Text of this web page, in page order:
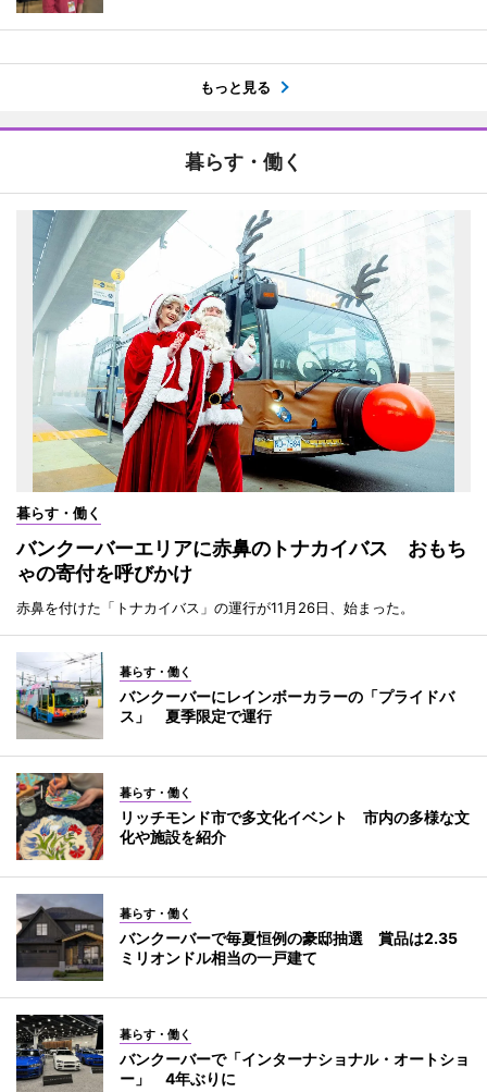
もっと見る
暮らす・働く
暮らす・働く
バンクーバーエリアに赤鼻のトナカイバス おもち
ゃの寄付を呼びかけ
赤鼻を付けた「トナカイバス」の運行が11月26日、始まった。
暮らす・働く
バンクーバーにレインボーカラーの「プライドバ
ス」 夏季限定で運行
暮らす・働く
リッチモンド市で多文化イベント 市内の多様な文
化や施設を紹介
暮らす・働く
バンクーバーで毎夏恒例の豪邸抽選 賞品は2.35
ミリオンドル相当の一戸建て
暮らす・働く
バンクーバーで「インターナショナル・オートショ
ー」 4年ぶりに